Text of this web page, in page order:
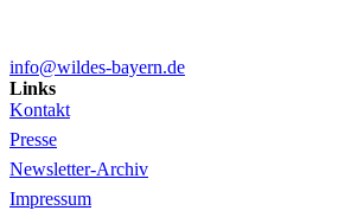
info@wildes-bayern.de
Links
Kontakt
Presse
Newsletter-Archiv
Impressum